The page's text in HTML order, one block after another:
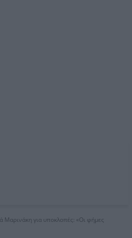
Μαρινάκη για υποκλοπές: «Οι φήμες